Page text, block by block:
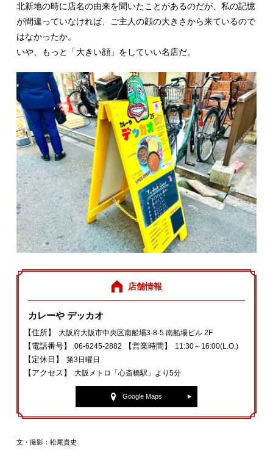
北新地の時に店名の由来を聞いたことがあるのだが、私の記憶
が間違っていなければ、ご主人の顔の大きさから来ているので
はなかったか。
いや、もっと「大きい顔」をしていい名店だ。
店舗情報
カレーや デッカオ
【住所】 大阪府大阪市中央区南船場3‐8‐5 南船場ビル 2F
【電話番号】 06‐6245‐2882 【営業時間】 11:30～16:00(L.O.)
【定休日】 第3日曜日
【アクセス】 大阪メトロ「心斎橋駅」より5分
Google Maps
文・撮影：松尾貴史